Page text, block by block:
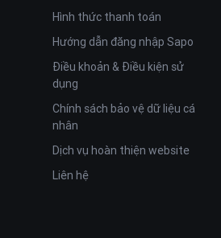
Hình thức thanh toán
Hướng dẫn đăng nhập Sapo
Điều khoản & Điều kiện sử
dụng
Chính sách bảo vệ dữ liệu cá
nhân
Dịch vụ hoàn thiện website
Liên hệ